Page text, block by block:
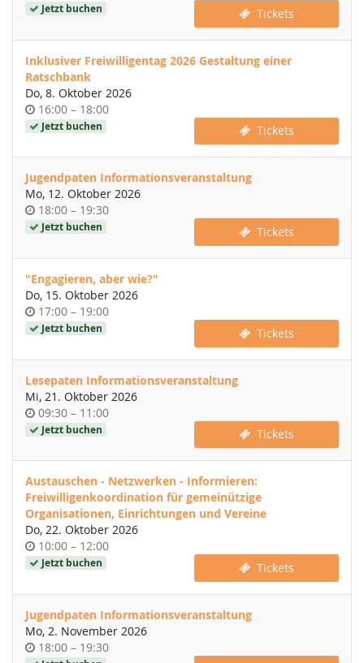
Jetzt buchen Tickets
Inklusiver Freiwilligentag 2026 Gestaltung einer
Ratschbank
Do, 8. Oktober 2026
Uhrzeit
16:00 –bis
18:00
Jetzt buchen Tickets
Jugendpaten Informationsveranstaltung
Mo, 12. Oktober 2026
Uhrzeit
18:00 –bis
19:30
Jetzt buchen Tickets
"Engagieren, aber wie?"
Do, 15. Oktober 2026
Uhrzeit
17:00 –bis
19:00
Jetzt buchen Tickets
Lesepaten Informationsveranstaltung
Mi, 21. Oktober 2026
Uhrzeit
09:30 –bis
11:00
Jetzt buchen Tickets
Austauschen - Netzwerken - Informieren:
Freiwilligenkoordination für gemeinützige
Organisationen, Einrichtungen und Vereine
Do, 22. Oktober 2026
Uhrzeit
10:00 –bis
12:00
Jetzt buchen Tickets
Jugendpaten Informationsveranstaltung
Mo, 2. November 2026
Uhrzeit
18:00 –bis
19:30